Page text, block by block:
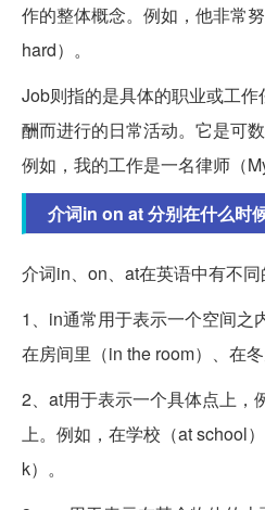
作的整体概念。例如，他非常
hard）。
Job则指的是具体的职业或工
酬而进行的日常活动。它是可
例如，我的工作是一名律师（
介词in on at 分别在什么时
介词in、on、at在英语中有不同
1、in通常用于表示一个空间之
在房间里（in the room）、在冬
2、at用于表示一个具体点上，
上。例如，在学校（at school
k）。